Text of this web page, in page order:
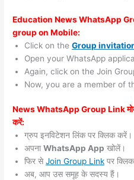
Education News WhatsApp
group on Mobile:
Click on theGroup
Open your WhatsApp
Again, click on the Join
Now, you are a member of
News WhatsApp Group Link
करें:
ग्रुप इनविटेशन लिंक पर क्लिक करें।
अपनाWhatsApp App खोलें।
फिर सेJoin Group Link पर
अब, आप उस समूह के सदस्य हैं।